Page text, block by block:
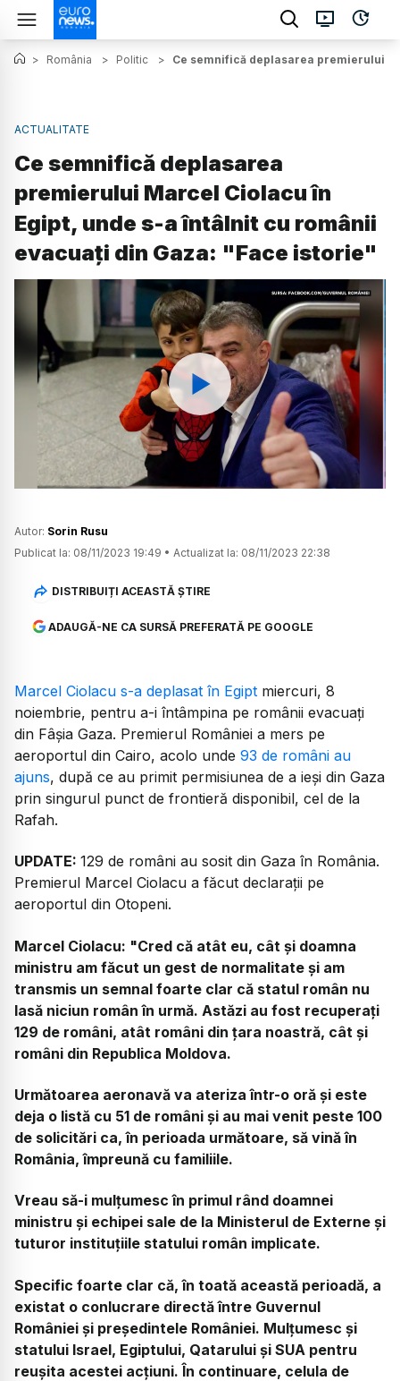
> România > Politic > Ce semnifică deplasarea premierului
ACTUALITATE
Ce semnifică deplasarea
premierului Marcel Ciolacu în
Egipt, unde s-a întâlnit cu românii
evacuați din Gaza: "Face istorie"
Watch
Autor: Sorin Rusu
Publicat la: 08/11/2023 19:49 • Actualizat la: 08/11/2023 22:38
DISTRIBUIȚI ACEASTĂ ȘTIRE
ADAUGĂ-NE CA SURSĂ PREFERATĂ PE GOOGLE
Marcel Ciolacu s-a deplasat în Egipt miercuri, 8
noiembrie, pentru a-i întâmpina pe românii evacuați
din Fâșia Gaza. Premierul României a mers pe
aeroportul din Cairo, acolo unde 93 de români au
ajuns, după ce au primit permisiunea de a ieși din Gaza
prin singurul punct de frontieră disponibil, cel de la
Rafah.
UPDATE: 129 de români au sosit din Gaza în România.
Premierul Marcel Ciolacu a făcut declarații pe
aeroportul din Otopeni.
Marcel Ciolacu: "Cred că atât eu, cât și doamna
ministru am făcut un gest de normalitate și am
transmis un semnal foarte clar că statul român nu
lasă niciun român în urmă. Astăzi au fost recuperați
129 de români, atât români din țara noastră, cât și
români din Republica Moldova.
Următoarea aeronavă va ateriza într-o oră și este
deja o listă cu 51 de români și au mai venit peste 100
de solicitări ca, în perioada următoare, să vină în
România, împreună cu familiile.
Vreau să-i mulțumesc în primul rând doamnei
ministru și echipei sale de la Ministerul de Externe și
tuturor instituțiile statului român implicate.
Specific foarte clar că, în toată această perioadă, a
existat o conlucrare directă între Guvernul
României și președintele României. Mulțumesc și
statului Israel, Egiptului, Qatarului și SUA pentru
reușita acestei acțiuni. În continuare, celula de